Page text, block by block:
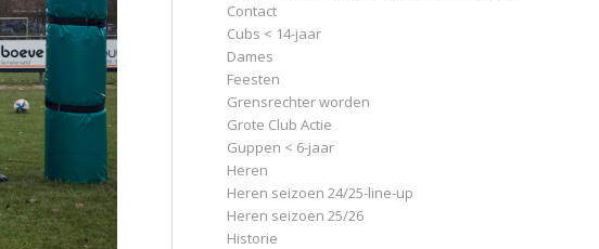
Contact
Cubs < 14-jaar
Dames
Feesten
Grensrechter worden
Grote Club Actie
Guppen < 6-jaar
Heren
Heren seizoen 24/25-line-up
Heren seizoen 25/26
Historie